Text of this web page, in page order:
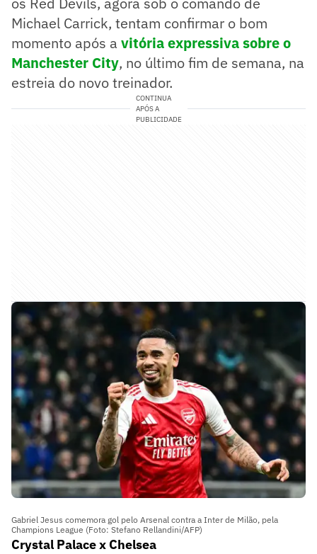
Michael Carrick, tentam confirmar o bom
momento após a vitória expressiva sobre o
Manchester City, no último fim de semana, na
estreia do novo treinador.
CONTINUA
APÓS A
PUBLICIDADE
Gabriel Jesus comemora gol pelo Arsenal contra a Inter de Milão, pela
Champions League (Foto: Stefano Rellandini/AFP)
Crystal Palace x Chelsea